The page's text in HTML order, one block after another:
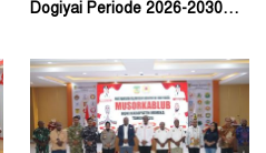
Dogiyai Periode 2026-2030